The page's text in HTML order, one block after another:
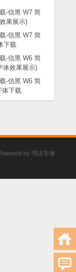
-信黑 W7 简
下载
-信黑 W6 简
体下载
by 书法字体